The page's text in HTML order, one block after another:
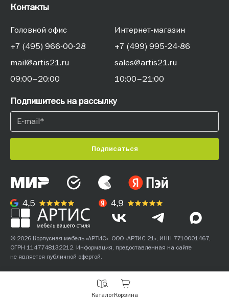
КаталогКорзина
Контакты
Головной офис
+7 (495) 966-00-28
mail@artis21.ru
09:00–20:00
Интернет-магазин
+7 (499) 995-24-86
sales@artis21.ru
10:00–21:00
Подпишитесь на рассылку
Подписаться
© 2026 Корпусная мебель «АРТИС». ООО «АРТИС 21», ИНН 7710001467,
ОГРН 1147748132212. Информация, предоставленная на сайте
не является публичной офертой.